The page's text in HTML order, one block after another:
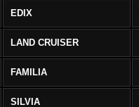
EDIX
LAND CRUISER
FAMILIA
SILVIA